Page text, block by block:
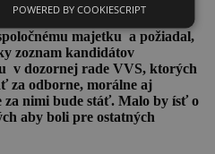
poslancov, ku
majetku a požiadal,
zoznam kandidátov
v dozornej rade VVS, ktorých
za odborne, morálne aj
za nimi bude stáť. Malo by ísť o
aby boli pre ostatných
POWERED BY COOKIESCRIPT